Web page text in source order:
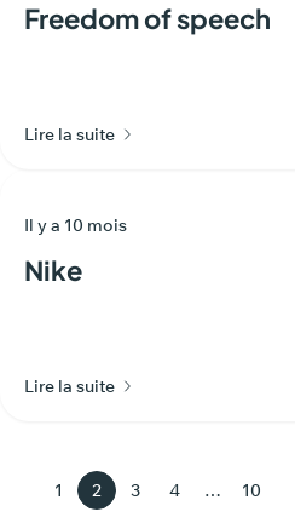
Freedom of speech
Lire la suite
Il y a 10 mois
Nike
Lire la suite
1 2 3 4 … 10